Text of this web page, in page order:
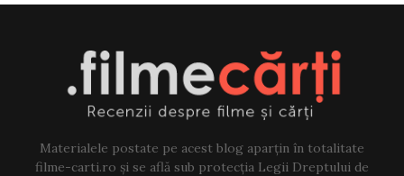
Materialele postate pe acest blog aparțin în totalitate
filme-carti.ro și se află sub protecția Legii Dreptului de